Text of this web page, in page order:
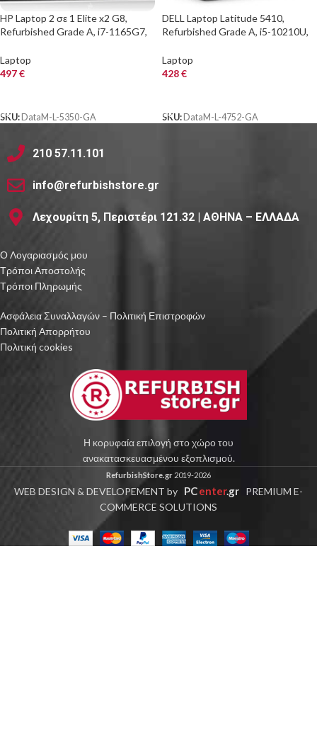
HP Laptop 2 σε 1 Elite x2 G8,
Refurbished Grade A, i7-1165G7,
Xe Graphics, χωρίς πληκτρολόγιο,
FreeDOS
Laptop
497€
SKU: DataM-L-5350-GA
DELL Laptop Latitude 5410,
Refurbished Grade A, i5-10210U,
Graphics 620, FreeDOS
Laptop
428€
SKU: DataM-L-4752-GA
210 57.11.101
info@refurbishstore.gr
Λεχουρίτη 5, Περιστέρι 121.32 | ΑΘΗΝΑ – ΕΛΛΑΔΑ
Ο Λογαριασμός μου
Τρόποι Αποστολής
Τρόποι Πληρωμής
Ασφάλεια Συναλλαγών – Πολιτική Επιστροφών
Πολιτική Απορρήτου
Πολιτική cookies
Η κορυφαία επιλογή στο χώρο του
ανακατασκευασμένου εξοπλισμού.
RefurbishStore.gr 2019-2026
WEB DESIGN & DEVELOPEMENT by PCenter.gr PREMIUM E-
COMMERCE SOLUTIONS